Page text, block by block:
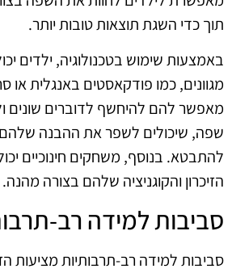
תוך כדי השגת תוצאות טובות יותר.
באמצעות שימוש בטכנולוגיה, ילדים
מגוונים, כמו פודקאסטים באנגלית או
מאפשר להם להיחשף לדוברים שונים
שפה, שיכולים לשפר את ההבנה שלהם
להתבטא. בנוסף, משחקים חינוכיים
הזיכרון והקוגניציה שלהם בצורה מהנה.
סביבות למידה רב-
סביבות למידה רב-תרבותיות מציעות